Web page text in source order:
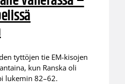
tyttöjen tie EM-kisojen
kun Ranska oli
lukemin 82–62.